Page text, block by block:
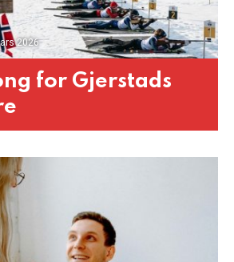
2026
for Gjerstads